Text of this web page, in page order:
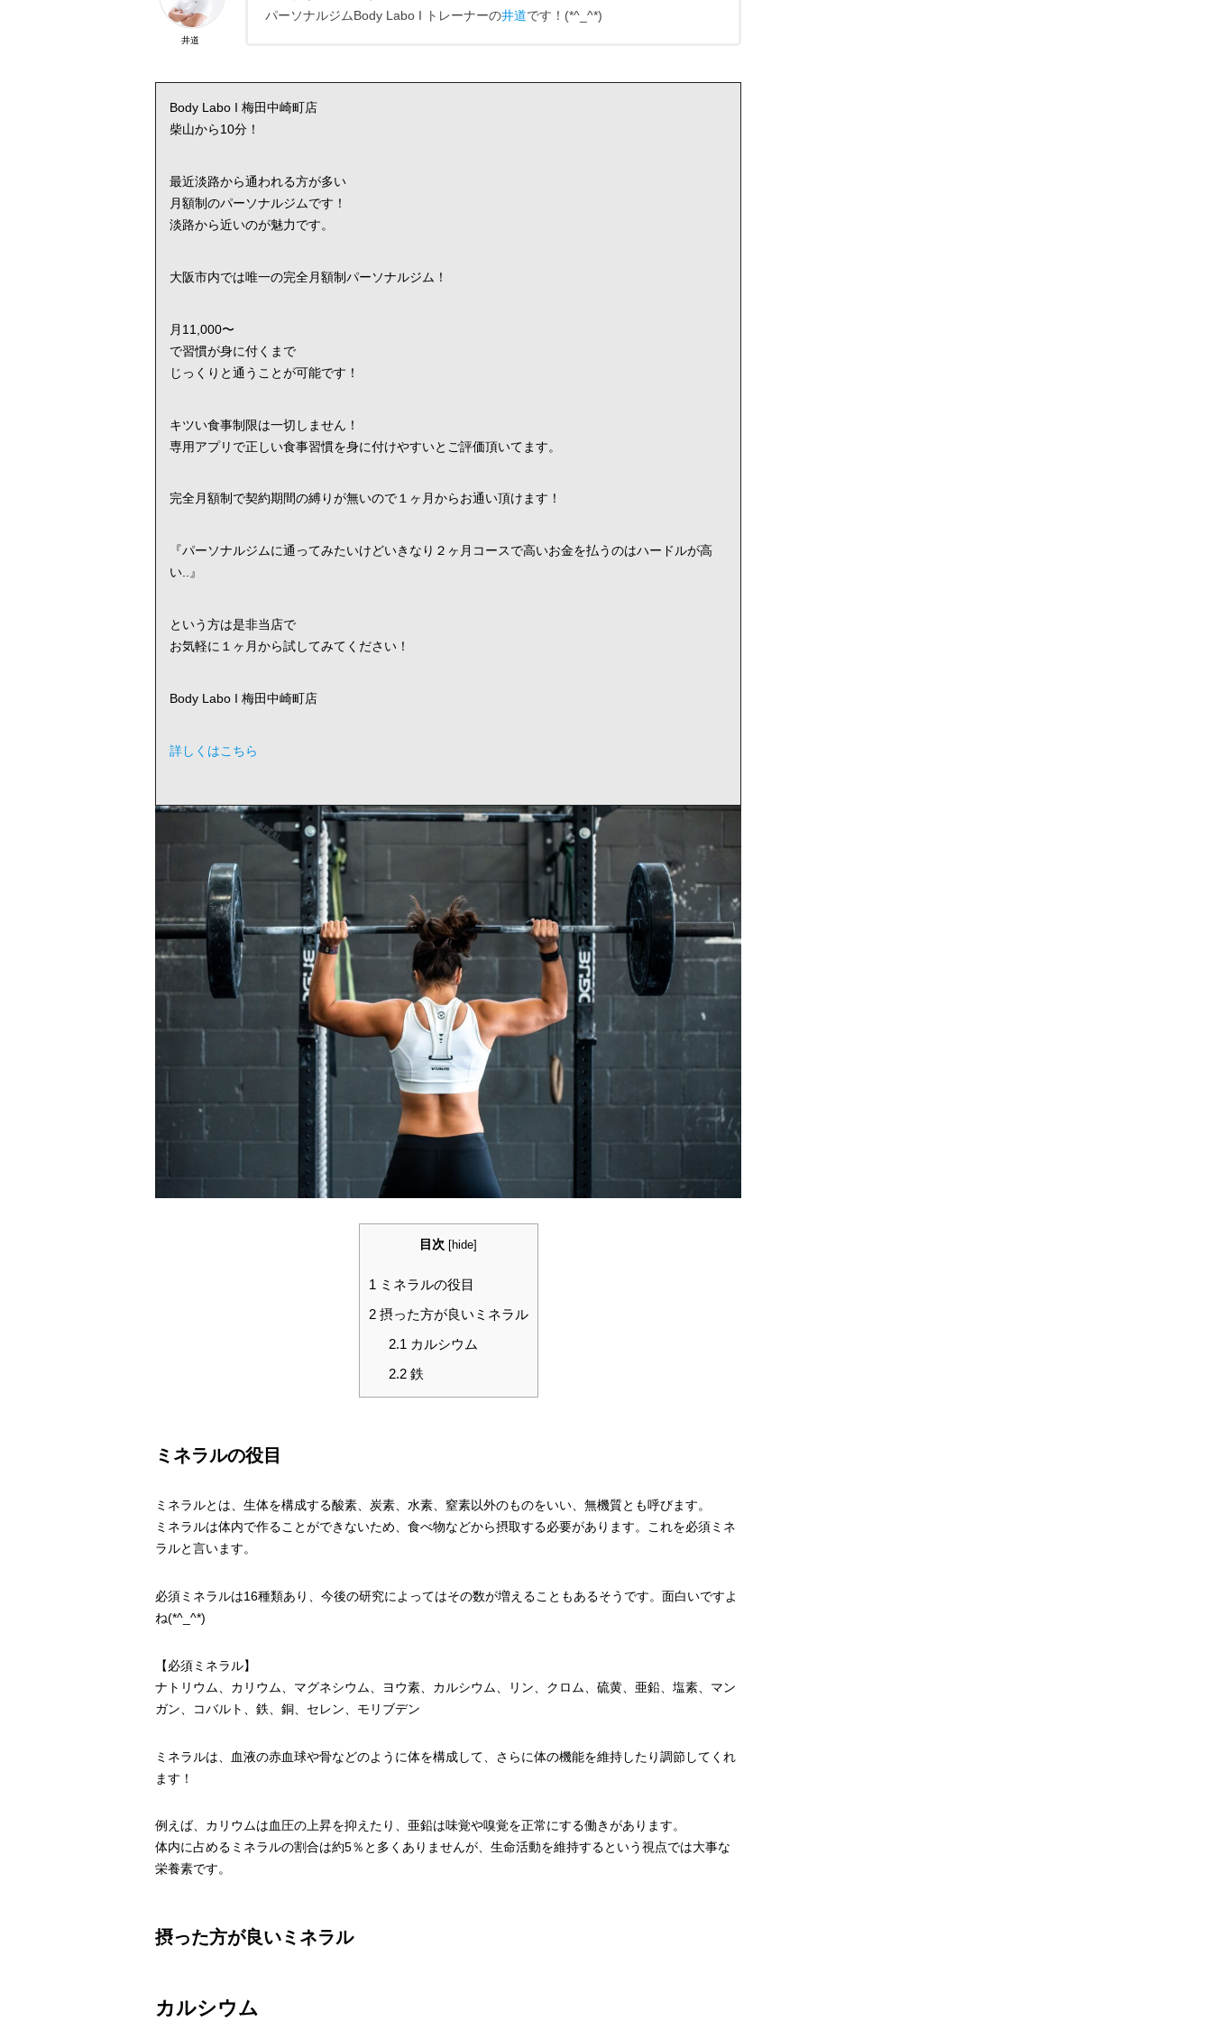
井道
パーソナルジムBody Labo I トレーナーの井道です！(*^_^*)
Body Labo I 梅田中崎町店
柴山から10分！
最近淡路から通われる方が多い
月額制のパーソナルジムです！
淡路から近いのが魅力です。
大阪市内では唯一の完全月額制パーソナルジム！
月11,000〜
で習慣が身に付くまで
じっくりと通うことが可能です！
キツい食事制限は一切しません！
専用アプリで正しい食事習慣を身に付けやすいとご評価頂いてます。
完全月額制で契約期間の縛りが無いので１ヶ月からお通い頂けます！
『パーソナルジムに通ってみたいけどいきなり２ヶ月コースで高いお金を払うのはハードルが高
い..』
という方は是非当店で
お気軽に１ヶ月から試してみてください！
Body Labo I 梅田中崎町店
詳しくはこちら
目次 [hide]
1 ミネラルの役目
2摂った方が良いミネラル
2.1 カルシウム
2.2 鉄
ミネラルの役目
ミネラルとは、生体を構成する酸素、炭素、水素、窒素以外のものをいい、無機質とも呼びます。
ミネラルは体内で作ることができないため、食べ物などから摂取する必要があります。これを必須ミネ
ラルと言います。
必須ミネラルは16種類あり、今後の研究によってはその数が増えることもあるそうです。面白いですよ
ね(*^_^*)
【必須ミネラル】
ナトリウム、カリウム、マグネシウム、ヨウ素、カルシウム、リン、クロム、硫黄、亜鉛、塩素、マン
ガン、コバルト、鉄、銅、セレン、モリブデン
ミネラルは、血液の赤血球や骨などのように体を構成して、さらに体の機能を維持したり調節してくれ
ます！
例えば、カリウムは血圧の上昇を抑えたり、亜鉛は味覚や嗅覚を正常にする働きがあります。
体内に占めるミネラルの割合は約5％と多くありませんが、生命活動を維持するという視点では大事な
栄養素です。
摂った方が良いミネラル
カルシウム